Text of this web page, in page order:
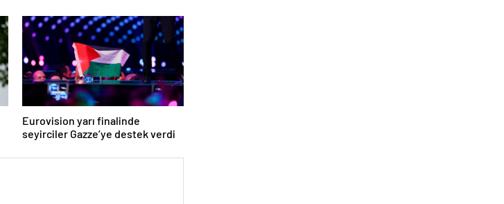
Eurovision yarı finalinde
seyirciler Gazze’ye destek verdi